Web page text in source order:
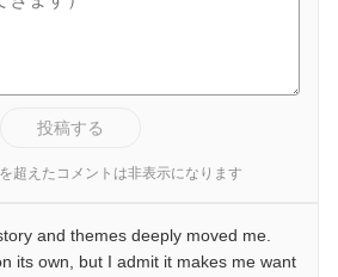
投稿する
超えたコメントは非表示になります
and themes deeply moved me.
its own, but I admit it makes me want